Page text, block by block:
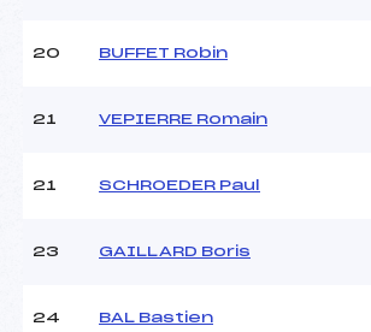
20 BUFFET Robin
21 VEPIERRE Romain
21 SCHROEDER Paul
23 GAILLARD Boris
24 BAL Bastien